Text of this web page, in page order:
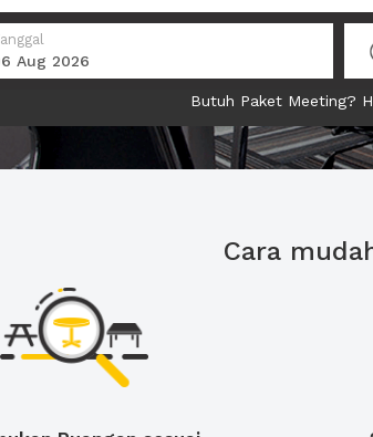
Aug 2026
Butuh Paket Meeting?
Cara